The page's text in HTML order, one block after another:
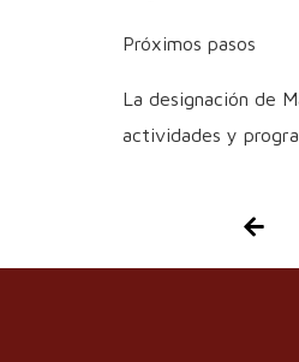
Próximos pasos
La designación de
actividades y